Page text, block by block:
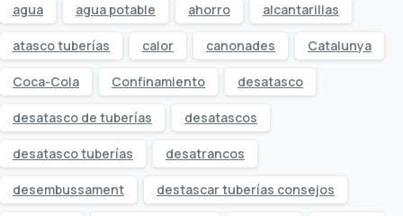
agua agua potable ahorro alcantarillas
atasco tuberías calor canonades Catalunya
Coca-Cola Confinamiento desatasco
desatasco de tuberías desatascos
desatasco tuberías desatrancos
desembussament destascar tuberías consejos